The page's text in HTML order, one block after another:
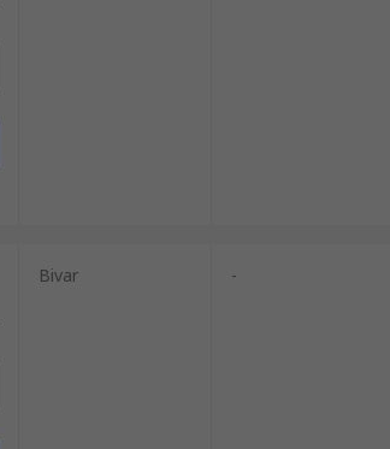
Bivar -